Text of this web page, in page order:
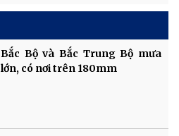
Bắc Bộ và Bắc Trung Bộ mưa
lớn, có nơi trên 180mm